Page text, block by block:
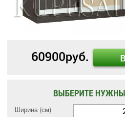
60900руб.
ВЫБЕРИТЕ
Ширина (см)